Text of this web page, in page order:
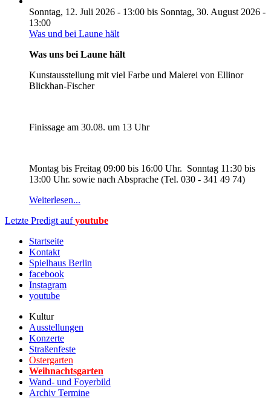
Sonntag, 12. Juli 2026 - 13:00 bis Sonntag, 30. August 2026 -
13:00
Was und bei Laune hält
Was uns bei Laune hält
Kunstausstellung mit viel Farbe und Malerei von Ellinor
Blickhan-Fischer
Finissage am 30.08. um 13 Uhr
Montag bis Freitag 09:00 bis 16:00 Uhr. Sonntag 11:30 bis
13:00 Uhr. sowie nach Absprache (Tel. 030 - 341 49 74)
Weiterlesen...
Letzte Predigt auf youtube
Startseite
Kontakt
Spielhaus Berlin
facebook
Instagram
youtube
Kultur
Ausstellungen
Konzerte
Straßenfeste
Ostergarten
Weihnachtsgarten
Wand- und Foyerbild
Archiv Termine